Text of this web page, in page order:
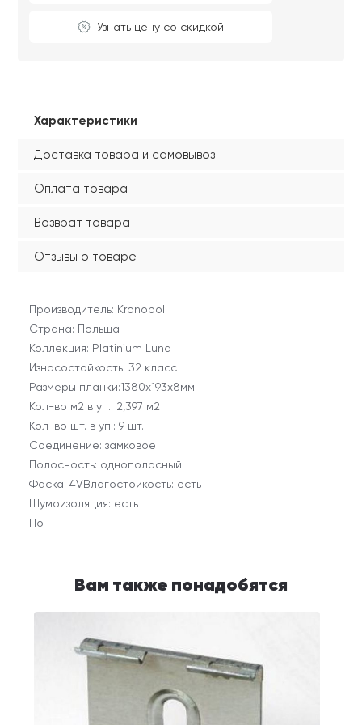
Узнать цену со скидкой
Характеристики
Доставка товара и самовывоз
Оплата товара
Возврат товара
Отзывы о товаре
Производитель: Kronopol
Страна: Польша
Коллекция: Platinium Luna
Износостойкость: 32 класс
Размеры планки:1380х193x8мм
Кол-во м2 в уп.: 2,397 м2
Кол-во шт. в уп.: 9 шт.
Соединение: замковое
Полосность: однополосный
Фаска: 4VВлагостойкость: есть
Шумоизоляция: есть
По
Вам также понадобятся